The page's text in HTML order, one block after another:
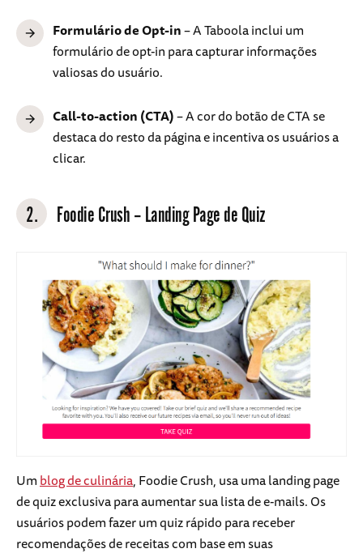
Formulário de Opt-in– A Taboola inclui um
formulário de opt-in para capturar informações
valiosas do usuário.
Call-to-action (CTA)– A cor do botão de CTA se
destaca do resto da página e incentiva os usuários a
clicar.
2. Foodie Crush – Landing Page de Quiz
Umblog de culinária, Foodie Crush, usa uma landing page
de quiz exclusiva para aumentar sua lista de e-mails. Os
usuários podem fazer um quiz rápido para receber
recomendações de receitas com base em suas